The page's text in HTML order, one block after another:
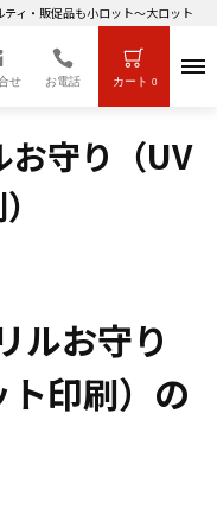
ィ・販促品も小ロット～大ロットま
せ お電話 カート 0
お守り（UV
ルお守り
ト印刷）の